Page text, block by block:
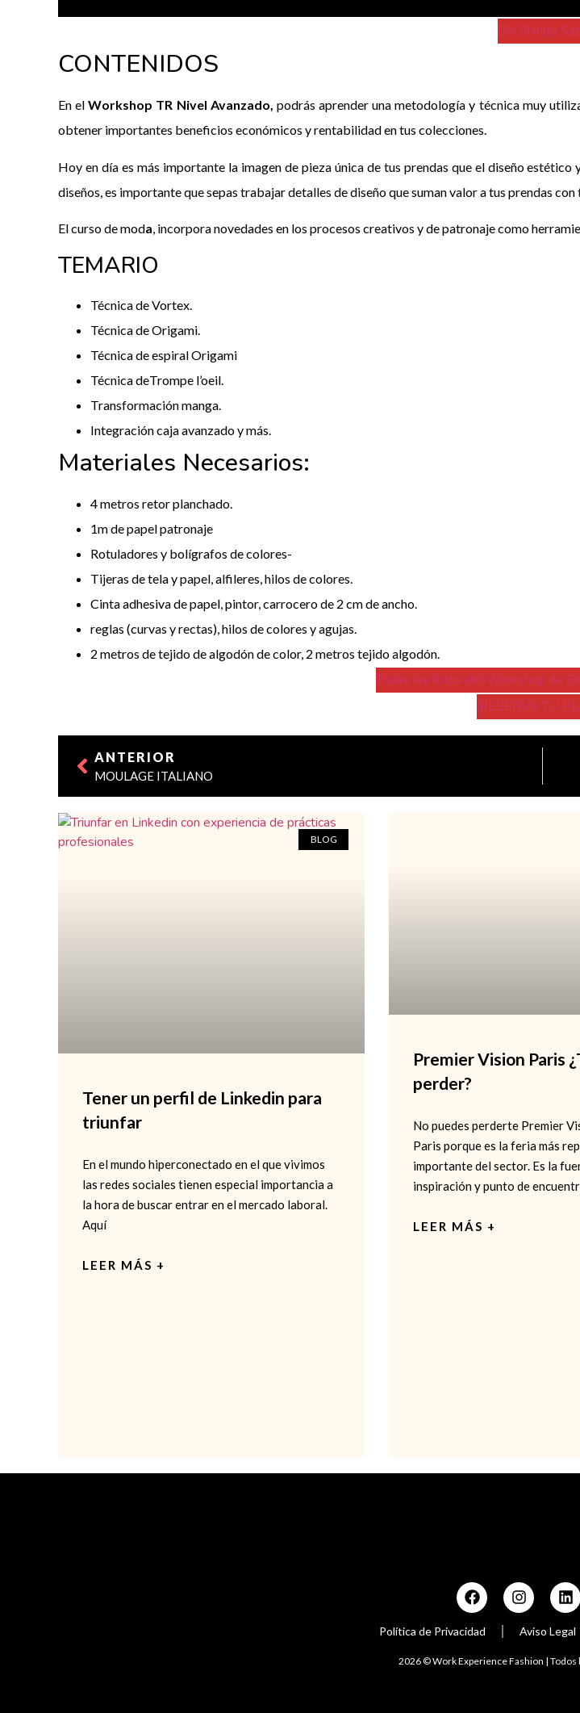
Bio Shingo
CONTENIDOS
En elWorkshop TR Nivel Avanzado, podrás aprender una metodología y técnica muy
obtener importantes beneficios económicos y rentabilidad en tus colecciones.
Hoy en día es más importante la imagen de pieza única de tus prendas que el diseño
diseños, es importante que sepas trabajar detalles de diseño que suman valor a tus prendas con
El curso de moda, incorpora novedades en los procesos creativos y de patronaje como
TEMARIO
Técnica de Vortex.
Técnica de Origami.
Técnica de espiral Origami
Técnica deTrompe l’oeil.
Transformación manga.
Integración caja avanzado y más.
Materiales Necesarios:
4 metros retor planchado.
1m de papel patronaje
Rotuladores y bolígrafos de colores-
Tijeras de tela y papel, alfileres, hilos de colores.
Cinta adhesiva de papel, pintor, carrocero de 2 cm de ancho.
reglas (curvas y rectas), hilos de colores y agujas.
2 metros de tejido de algodón de color, 2 metros tejido algodón.
Todas las fotos del Workshop de
¡RESERVA TU
ANTERIOR
MOULAGE ITALIANO
BLOG
Tener un perfil de Linkedin para
triunfar
En el mundo hiperconectado en el que vivimos
las redes sociales tienen especial importancia a
la hora de buscar entrar en el mercado laboral.
Aquí
LEER MÁS +
Premier Vision Paris
perder?
No puedes perderte Premier
Paris porque es la feria más
importante del sector. Es la
inspiración y punto de
LEER MÁS +
Política de Privacidad Aviso Legal
2026 © Work Experience Fashion |